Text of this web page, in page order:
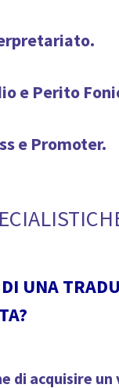
e Perito
e Promoter.
UNA
di acquisire